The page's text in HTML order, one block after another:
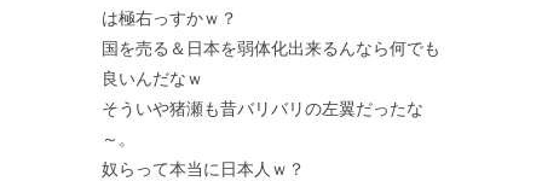
は極右っすかｗ？
国を売る＆日本を弱体化出来るんなら何でも
良いんだなｗ
そういや猪瀬も昔バリバリの左翼だったな
～。
奴らって本当に日本人ｗ？